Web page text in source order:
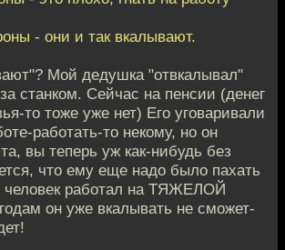
- они и так вкалывают.
Мой дедушка "отвкалывал"
станком. Сейчас на пенсии (денег
то тоже уже нет) Его уговаривали
работать-то некому, но он
вы теперь уж как-нибудь без
что ему еще надо было пахать
человек работал на ТЯЖЕЛОЙ
он уже вкалывать не сможет-